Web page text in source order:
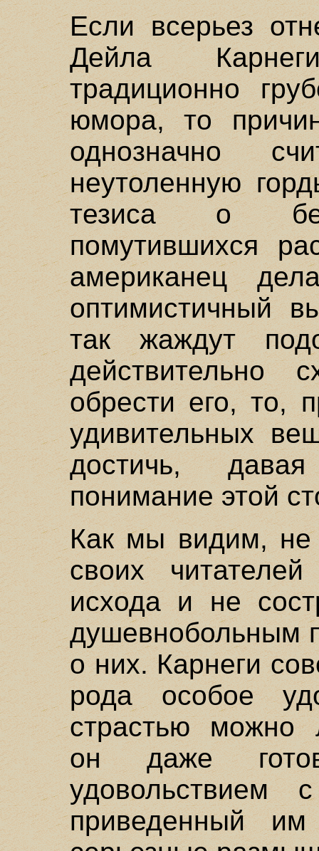
Если всерьез
Дейла
традиционно
юмора, то
однозначно
неутоленную
тезиса о
помутившихся
американец
оптимистичный
так жаждут
обрести его, то,
удивительных
достичь,
понимание этой
Как мы видим, не
своих
исхода и не
душевнобольным
о них. Карнеги
рода особое
страстью можно
он даже
удовольствием
приведенный